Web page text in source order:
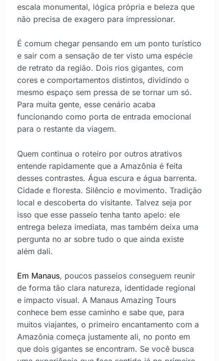
escala monumental, lógica própria e beleza que
não precisa de exagero para impressionar.
É comum chegar pensando em um ponto turístico
e sair com a sensação de ter visto uma espécie
de retrato da região. Dois rios gigantes, com
cores e comportamentos distintos, dividindo o
mesmo espaço sem pressa de se tornar um só.
Para muita gente, esse cenário acaba
funcionando como porta de entrada emocional
para o restante da viagem.
Quem continua o roteiro por outros atrativos
entende rapidamente que a Amazônia é feita
desses contrastes. Água escura e água barrenta.
Cidade e floresta. Silêncio e movimento. Tradição
local e descoberta do visitante. Talvez seja por
isso que esse passeio tenha tanto apelo: ele
entrega beleza imediata, mas também deixa uma
pergunta no ar sobre tudo o que ainda existe
além dali.
Em Manaus, poucos passeios conseguem reunir
de forma tão clara natureza, identidade regional
e impacto visual. A Manaus Amazing Tours
conhece bem esse caminho e sabe que, para
muitos viajantes, o primeiro encantamento com a
Amazônia começa justamente ali, no ponto em
que dois gigantes se encontram. Se você busca